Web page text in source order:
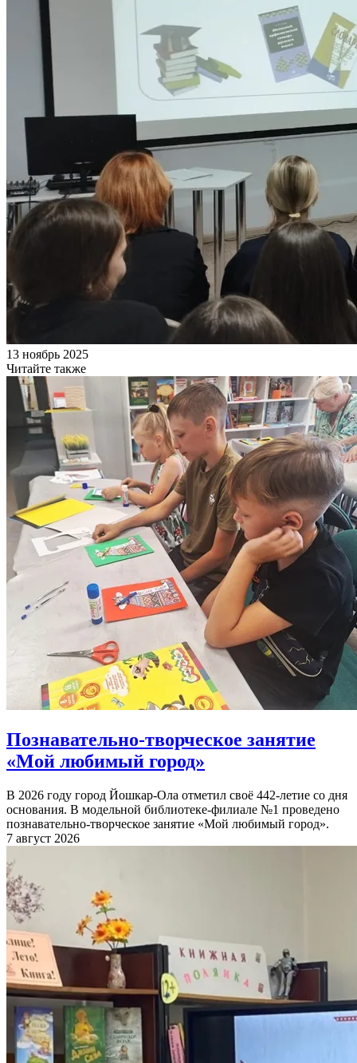
13 ноябрь 2025
Читайте также
Познавательно-творческое занятие
«Мой любимый город»
В 2026 году город Йошкар-Ола отметил своё 442-летие со дня
основания. В модельной библиотеке-филиале №1 проведено
познавательно-творческое занятие «Мой любимый город».
7 август 2026